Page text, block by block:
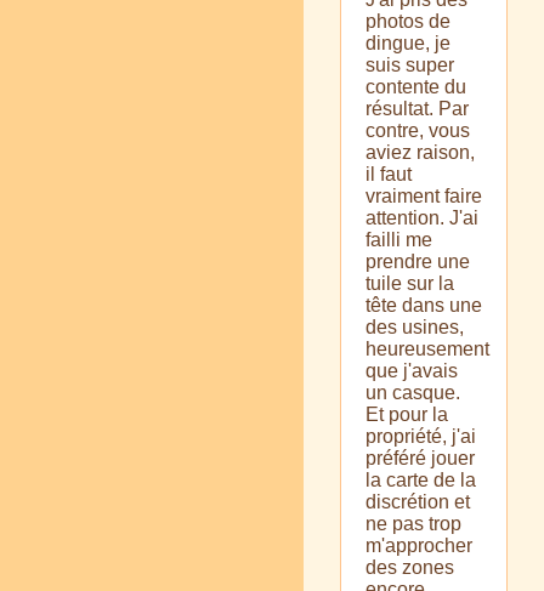
photos de
dingue, je
suis super
contente du
résultat. Par
contre, vous
aviez raison,
il faut
vraiment faire
attention. J'ai
failli me
prendre une
tuile sur la
tête dans une
des usines,
heureusement
que j'avais
un casque.
Et pour la
propriété, j'ai
préféré jouer
la carte de la
discrétion et
ne pas trop
m'approcher
des zones